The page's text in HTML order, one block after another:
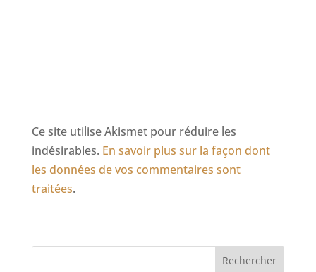
Ce site utilise Akismet pour réduire les
indésirables. En savoir plus sur la façon dont
les données de vos commentaires sont
traitées.